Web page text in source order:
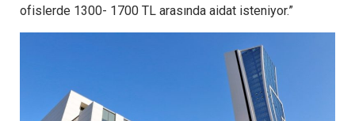
ofislerde 1300- 1700 TL arasında aidat isteniyor.”